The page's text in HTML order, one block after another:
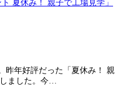
昨年好評だった「夏休み！ 親
ました。今…